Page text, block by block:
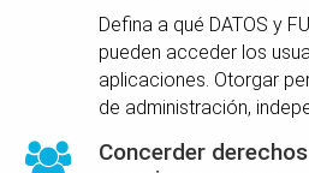
Defina a qué DATOS y
pueden acceder los
aplicaciones. Otorgar
de administración,
Concerder